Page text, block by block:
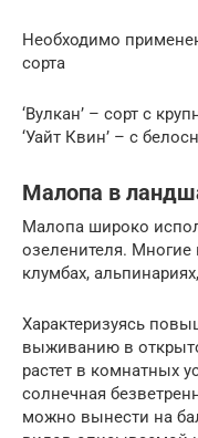
Необходимо
сорта
‘Вулкан’ – сорт с
‘Уайт Квин’ – с
Малопа в
Малопа широко
озеленителя.
клумбах,
Характеризуясь
выживанию в
растет в комнатных
солнечная
можно вынести на